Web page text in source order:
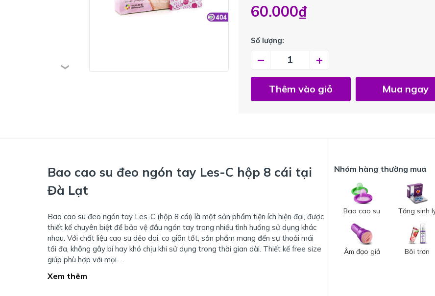
60.000₫
Số lượng:
– +
Thêm vào giỏ Mua ngay
Bao cao su đeo ngón tay Les-C hộp 8 cái tại
Đà Lạt
Bao cao su đeo ngón tay Les-C (hộp 8 cái) là một sản phẩm tiện ích hiện đại, được
thiết kế chuyên biệt để bảo vệ đầu ngón tay trong nhiều tình huống sử dụng khác
nhau. Với chất liệu cao su dẻo dai, co giãn tốt, sản phẩm mang đến sự thoải mái
tối đa, không gây bí hay khó chịu khi sử dụng trong thời gian dài. Thiết kế free size
giúp phù hợp với mọi …
Xem thêm
Nhóm hàng thường mua
Bao cao su Tăng sinh
Âm đạo giả Bôi trơn